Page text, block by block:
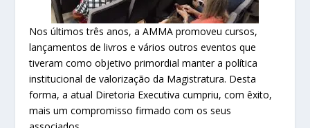
Nos últimos três anos, a AMMA promoveu cursos,
lançamentos de livros e vários outros eventos que
tiveram como objetivo primordial manter a política
institucional de valorização da Magistratura. Desta
forma, a atual Diretoria Executiva cumpriu, com êxito,
mais um compromisso firmado com os seus